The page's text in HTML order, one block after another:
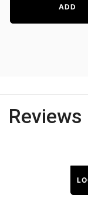
ADD
Reviews